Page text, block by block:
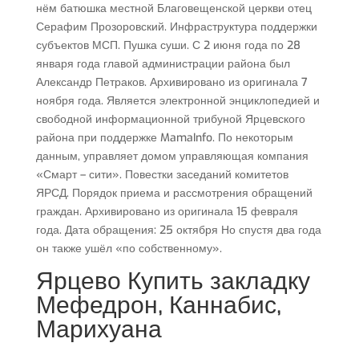
нём батюшка местной Благовещенской церкви отец
Серафим Прозоровский. Инфраструктура поддержки
субъектов МСП. Пушка суши. С 2 июня года по 28
января года главой администрации района был
Александр Петраков. Архивировано из оригинала 7
ноября года. Является электронной энциклопедией и
свободной информационной трибуной Ярцевского
района при поддержке MamaInfo. По некоторым
данным, управляет домом управляющая компания
«Смарт – сити». Повестки заседаний комитетов
ЯРСД. Порядок приема и рассмотрения обращений
граждан. Архивировано из оригинала 15 февраля
года. Дата обращения: 25 октября Но спустя два года
он также ушёл «по собственному».
Ярцево Купить закладку
Мефедрон, Каннабис,
Марихуана